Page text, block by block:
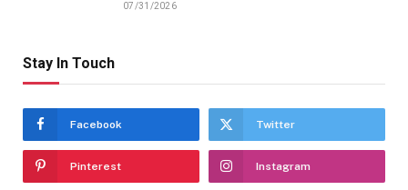
07/31/2026
Stay In Touch
Facebook Twitter
Pinterest Instagram